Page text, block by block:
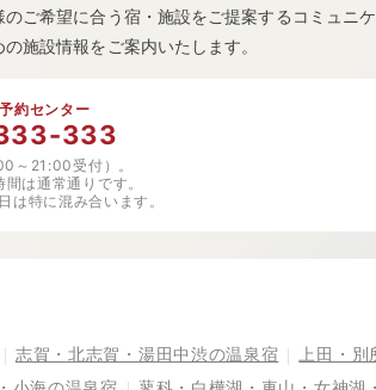
ご希望に合う宿・施設をご提案するコミュニ
施設情報をご案内いたします。
約センター
333
～21:00受付）。
は通常通りです。
は特に混み合います。
志賀・北志賀・湯田中渋の温泉宿 上田・